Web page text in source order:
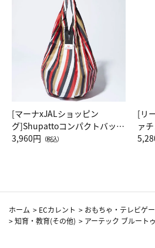
[マーナxJALショッピン
グ]Shupattoコンパクトバッグ
Drop JAL客室乗務員（LC）ス
3,960円 （税込）
[リ
ァ
ト（
ホーム > ECカレント > おもちゃ・テレビゲ
>知育・教育(その他) > アーテック ブルート